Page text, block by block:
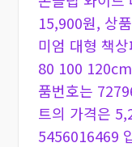
15,900원, 상
미엄 대형 책
80 100
품번호는
트의 가격은
5456016469